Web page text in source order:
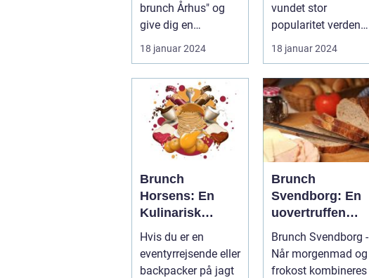
frokost i én
måltid
brunch Århus" og
give dig en
dybdegående
præsentation af
den...
18 januar 2024
vundet stor
popularitet verden
over, og København
har ikke un...
18 januar 2024
Brunch
Horsens: En
Kulinarisk
Oplevelse i Det
Centrale Jylland
Hvis du er en
eventyrrejsende eller
backpacker på jagt
Brunch
Svendborg: En
uovertruffen
oplevelse for
eventyrrejsende
og backpackere
Brunch Svendborg -
Når morgenmad og
frokost kombineres